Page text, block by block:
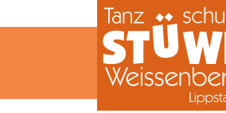
Zum Hauptinhalt springen